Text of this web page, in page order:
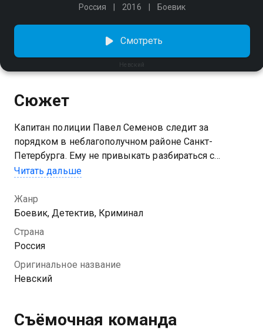
Россия
2016 Боевик
Невский
Смотреть
Сюжет
Капитан полиции Павел Семенов следит за
порядком в неблагополучном районе Санкт-
Петербурга. Ему не привыкать разбираться с
пьяными потасовками и арестовывать
прямолинейно, так как понимает, что любая заминка
может стоить ему жизни. Павел выручает дочь
состоятельного предпринимателя, после чего тот
помогает полицейскому попасть на Невский
Семенов не горит желанием сближаться с
коллегами-карьеристами. Уже скоро Павел
Читать дальше
Жанр
Боевик, Детектив, Криминал
Страна
Россия
Оригинальное название
Невский
Съёмочная команда